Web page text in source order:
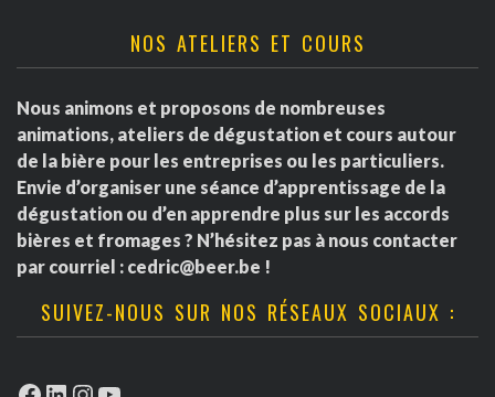
NOS ATELIERS ET COURS
Nous animons et proposons de nombreuses
animations, ateliers de dégustation et cours autour
de la bière pour les entreprises ou les particuliers.
Envie d’organiser une séance d’apprentissage de la
dégustation ou d’en apprendre plus sur les accords
bières et fromages ? N’hésitez pas à nous contacter
par courriel : cedric@beer.be !
SUIVEZ-NOUS SUR NOS RÉSEAUX SOCIAUX :